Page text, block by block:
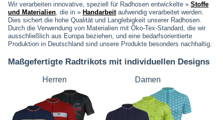
Wir verarbeiten innovative, speziell für Radhosen entwickelte » Stoffe
und Materialien, die in » Handarbeitaufwendig verarbeitet werden.
Dies sichert die hohe Qualität und Langlebigkeit unserer Radhosen.
Durch die Verwendung von Materialien mit Öko-Tex-Standard, die wir
ausschließlich aus Europa beziehen, und eine bedarfsorientierte
Produktion in Deutschland sind unsere Produkte besonders nachhaltig.
Maßgefertigte Radtrikots mit individuellen Designs
Herren Damen